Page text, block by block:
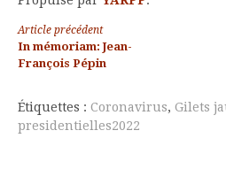
Lire
la
suite
Article précédent
In mémoriam: Jean-
François Pépin
Étiquettes : Coronavirus, Gilets
presidentielles2022